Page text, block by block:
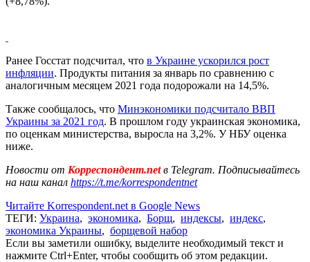
Ранее Госстат подсчитал, что в Украине ускорился рост
инфляции. Продукты питания за январь по сравнению с
аналогичным месяцем 2021 года подорожали на 14,5%.
Также сообщалось, что Минэкономики подсчитало ВВП
Украины за 2021 год. В прошлом году украинская экономика,
по оценкам министерства, выросла на 3,2%. У НБУ оценка
ниже.
Новости от Корреспондент.netв Telegram. Подписывайтесь
на наш канал https://t.me/korrespondentnet
Читайте Korrespondent.net в Google News
ТЕГИ: Украина, экономика, Борщ, индексы, индекс,
экономика Украины, борщевой набор
Если вы заметили ошибку, выделите необходимый текст и
нажмите Ctrl+Enter, чтобы сообщить об этом редакции.